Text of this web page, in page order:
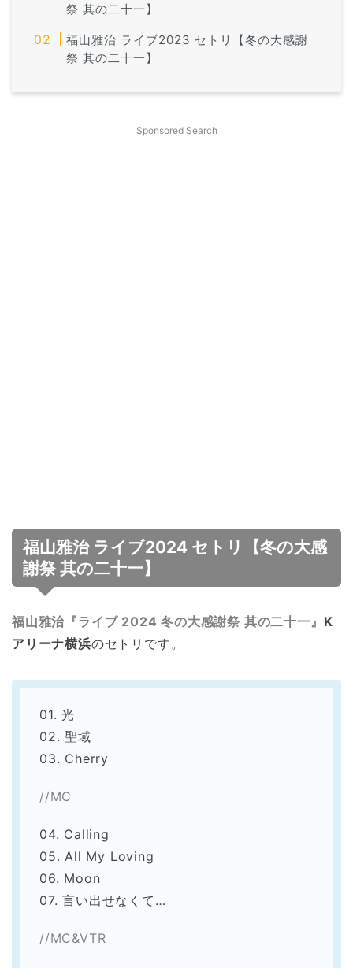
祭 其の二十一】
福山雅治 ライブ2023 セトリ【冬の大感謝
祭 其の二十一】
Sponsored Search
福山雅治 ライブ2024 セトリ【冬の大感
謝祭 其の二十一】
福山雅治『ライブ 2024 冬の大感謝祭 其の二十一』 K
アリーナ横浜のセトリです。
01. 光
02. 聖域
03. Cherry
//MC
04. Calling
05. All My Loving
06. Moon
07. 言い出せなくて…
//MC&VTR